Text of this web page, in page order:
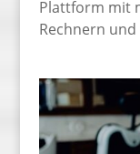
Plattform mit
Rechnern